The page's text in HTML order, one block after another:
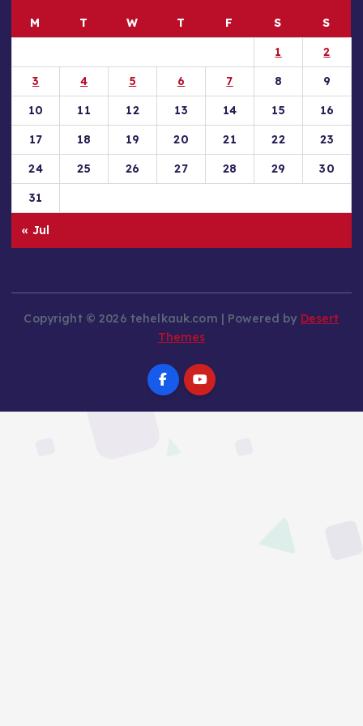
M T W T F S
S
1
2
3
4 5 6 7 8
9
10
11 12 13 14 15
16
17
18 19 20 21 22
23
24
25 26 27 28 29
30
31
« Jul
Copyright © 2026 tehelkauk.com | Powered by Desert
Themes